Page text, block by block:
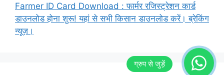
Farmer ID Card Download : फार्मर रजिस्ट्रेशन कार्ड
डाउनलोड होना शुरू! यहां से सभी किसान डाउनलोड करें। ब्रेकिंग
न्यूज़।